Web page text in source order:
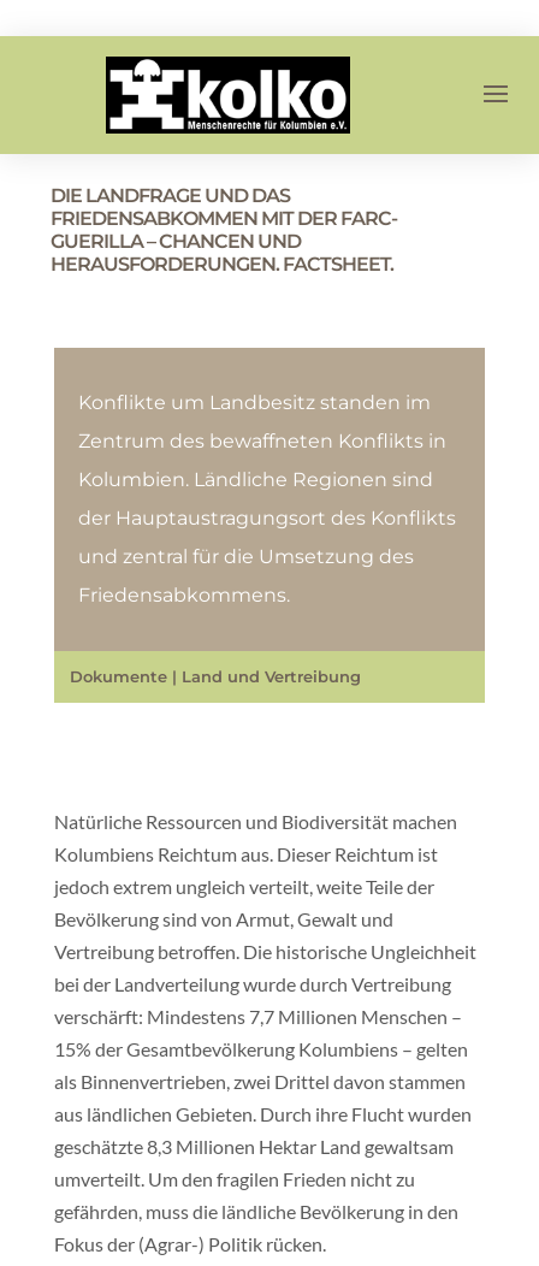
DIE LANDFRAGE UND DAS
FRIEDENSABKOMMEN MIT DER FARC-
GUERILLA – CHANCEN UND
HERAUSFORDERUNGEN. FACTSHEET.
Konflikte um Landbesitz standen im
Zentrum des bewaffneten Konflikts in
Kolumbien. Ländliche Regionen sind
der Hauptaustragungsort des Konflikts
und zentral für die Umsetzung des
Friedensabkommens.
Dokumente| Land und Vertreibung
Natürliche Ressourcen und Biodiversität machen
Kolumbiens Reichtum aus. Dieser Reichtum ist
jedoch extrem ungleich verteilt, weite Teile der
Bevölkerung sind von Armut, Gewalt und
Vertreibung betroffen. Die historische Ungleichheit
bei der Landverteilung wurde durch Vertreibung
verschärft: Mindestens 7,7 Millionen Menschen –
15% der Gesamtbevölkerung Kolumbiens – gelten
als Binnenvertrieben, zwei Drittel davon stammen
aus ländlichen Gebieten. Durch ihre Flucht wurden
geschätzte 8,3 Millionen Hektar Land gewaltsam
umverteilt. Um den fragilen Frieden nicht zu
gefährden, muss die ländliche Bevölkerung in den
Fokus der (Agrar-) Politik rücken.